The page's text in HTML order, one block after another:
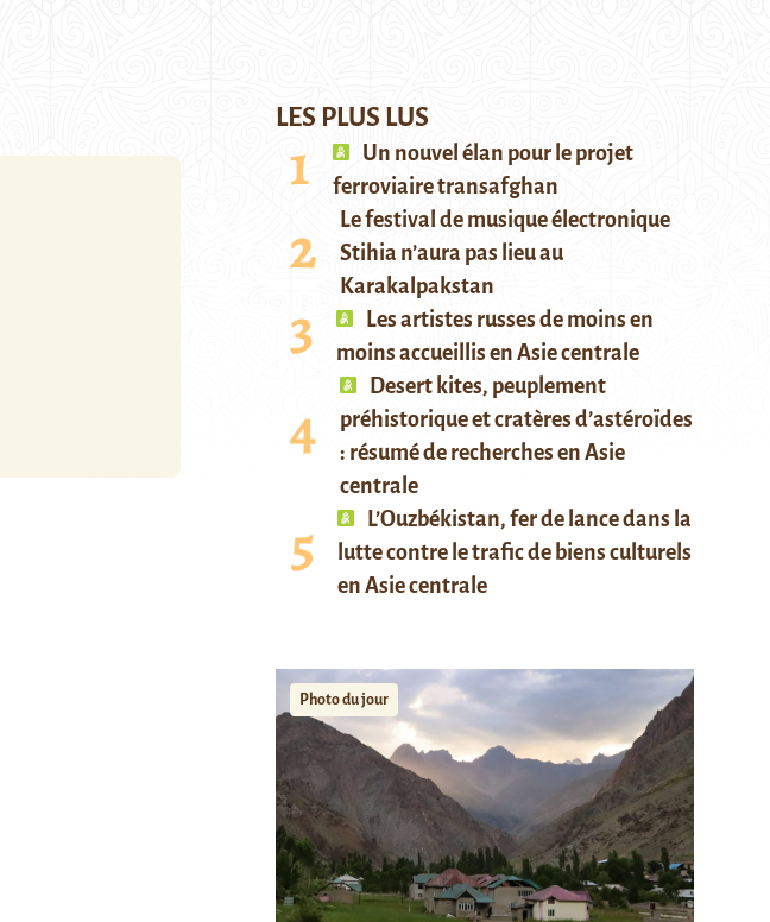
LES PLUS LUS
Un nouvel élan pour le projet
ferroviaire transafghan
Le festival de musique électronique
Stihia n’aura pas lieu au
Karakalpakstan
Les artistes russes de moins en
moins accueillis en Asie centrale
Desert kites, peuplement
préhistorique et cratères d’astéroïdes
: résumé de recherches en Asie
centrale
L’Ouzbékistan, fer de lance dans la
lutte contre le trafic de biens culturels
en Asie centrale
Photo du jour